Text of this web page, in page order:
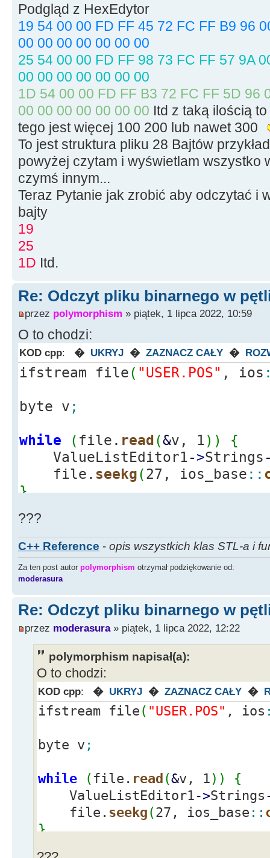
if (file.
size
file. seekg (
memblock
file.seekg(
file.read(
file.close();
// petla kolejnych
>Add(memblock[i]);
>Strings-
}
Edit34
Edit33 - > Text
" Bajtów";
delete
]
}
Edit34
Pliku!";
return;
}
Podgląd z HexEdytor
19 54 00 00 FD FF 45 72 FC FF B9 96
00 00 00 00 00 00 00
25 54 00 00 FD FF 98 73 FC FF 57 9A
00 00 00 00 00 00 00
1D 54 00 00 FD FF B3 72 FC FF 5D 96
00 00 00 00 00 00 00 Itd z taką ilością
tego jest więcej 100 200 lub nawet 300
To jest struktura pliku 28 Bajtów
powyżej czytam i wyświetlam wszystko
czymś innym...
Teraz Pytanie jak zrobić aby odczytać i
bajty
19
25
1D Itd.
Re: Odczyt pliku binarnego w
przez polymorphism » piątek, 1 lipca 2022, 10:59
O to chodzi:
KOD cpp: � UKRYJ � ZAZNACZ CAŁY �
ifstream file( "USER.POS" , ios
byte v ;
while ( file. read (&v, 1) )
{
ValueListEditor1->Strings
file. seekg(27, ios_base ::
}
???
C++ Reference - opis wszystkich klas STL-a i
Za ten post autor polymorphism otrzymał podziękowanie od:
moderasura
Re: Odczyt pliku binarnego w
przez moderasura» piątek, 1 lipca 2022, 12:22
polymorphism napisał(a):
O to chodzi:
KOD cpp: � UKRYJ � ZAZNACZ CAŁY �
ifstream file ( "USER.POS" , ios
byte v ;
while ( file. read (&v, 1 ) )
{
ValueListEditor1->Strings
file. seekg (27, ios_base ::
}